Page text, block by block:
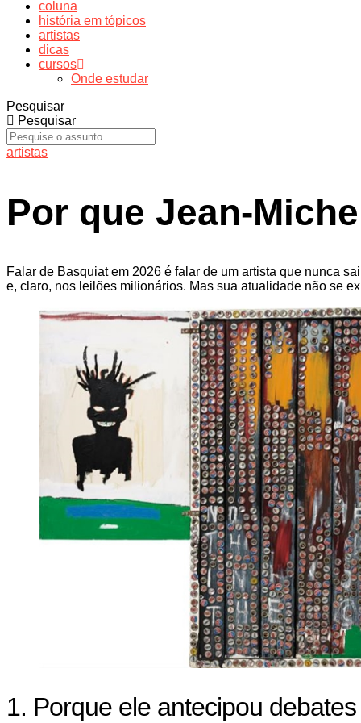
coluna
história em tópicos
artistas
dicas
cursos
Onde estudar
Pesquisar
Pesquisar
artistas
Por que Jean-
Falar de Basquiat em 2026 é falar de um artista que nunca
e, claro, nos leilões milionários. Mas sua atualidade não se
1. Porque ele antecipou